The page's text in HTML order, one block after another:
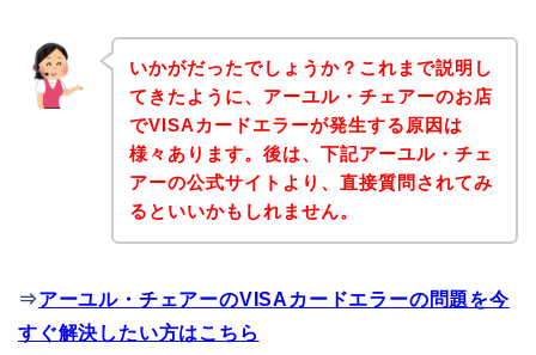
いかがだったでしょうか？これまで説明し
てきたように、アーユル・チェアーのお店
でVISAカードエラーが発生する原因は
様々あります。後は、下記アーユル・チェ
アーの公式サイトより、直接質問されてみ
るといいかもしれません。
⇒アーユル・チェアーのVISAカードエラーの問題を今
すぐ解決したい方はこちら